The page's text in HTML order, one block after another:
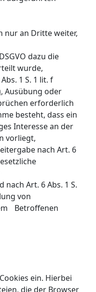
nur an Dritte weiter,
dazu die
wurde,
1 S. 1 lit. f
Ausübung oder
erforderlich
besteht, dass ein
Interesse an der
vorliegt,
nach Art. 6
nach Art. 6 Abs. 1 S.
von
Betroffenen
ein. Hierbei
die der Browser